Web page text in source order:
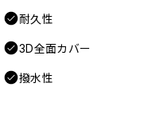
耐久性
3D全面カバー
撥水性